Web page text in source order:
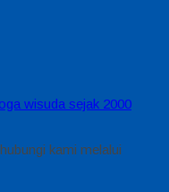
wisuda sejak 2000
kami melalui